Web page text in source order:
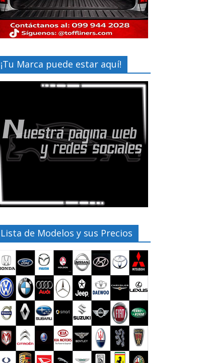
¡Tu Marca puede estar aquí!
Lista de Modelos y sus Precios